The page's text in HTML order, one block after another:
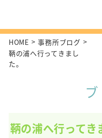
HOME
事務所ブログ
鞆の浦へ行ってきまし
た。 中
鞆の浦へ行